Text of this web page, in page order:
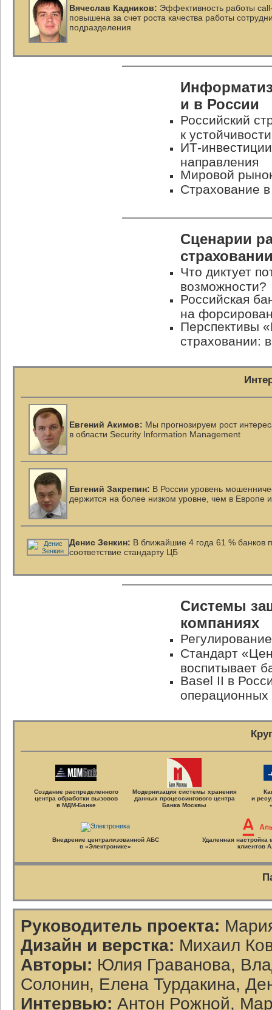
Вячеслав Кадников: Эффективность работы
повышена за счет роста качества работы
подразделения
и в России
Российский
к
ИТ-инвестиции
направления
Мировой
Страхование
Сценарии
Что диктует
возможности?
Российская
на
Перспективы
страховании:
Евгений Акимов: Мы прогнозируем рост
в области Security Information Management
Евгений Закрепин: В России уровень
держится на более низком уровне, чем в Европе
Денис Зенкин: В ближайшие 4 года 61 % банков
соответствие стандарту ЦБ
Системы
компаниях
Стандарт
воспитывает
Basel II в
операционных
Создание распределенного
центра обработки вызовов
в МДМ-Банке
Модернизация системы хранения
данных процессингового центра
Банка Москвы
и
Внедрение централизованной АБС
в «Электронике»
Удаленная
клиентов
Руководитель проекта:
Дизайн и верстка: Михаил
Авторы: Юлия Граванова,
Солонин, Елена Турдакина,
Интервью: Антон Рожной,